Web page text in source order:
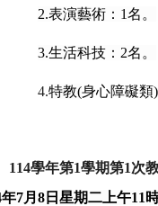
2.表演藝術： 1名。
3.生活科技： 2名。
4.特教(身心障礙類)
114學年第1學期第1次
年7月 8 日星期二上午11